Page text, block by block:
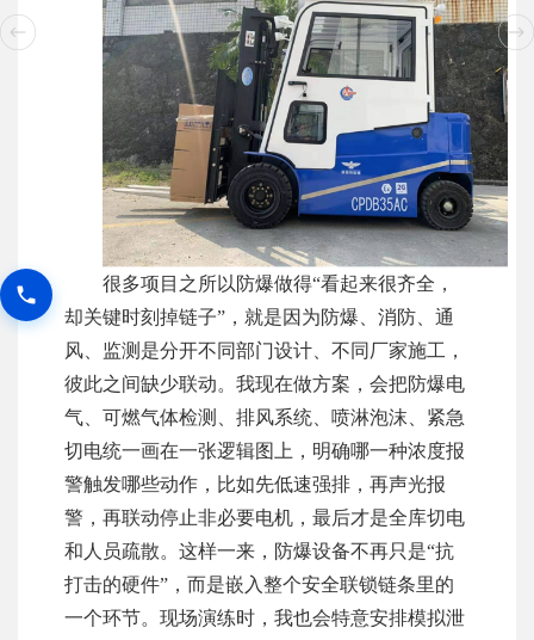
很多项目之所以防爆做得“看起来很齐全，
却关键时刻掉链子”，就是因为防爆、消防、通
风、监测是分开不同部门设计、不同厂家施工，
彼此之间缺少联动。我现在做方案，会把防爆电
气、可燃气体检测、排风系统、喷淋泡沫、紧急
切电统一画在一张逻辑图上，明确哪一种浓度报
警触发哪些动作，比如先低速强排，再声光报
警，再联动停止非必要电机，最后才是全库切电
和人员疏散。这样一来，防爆设备不再只是“抗
打击的硬件”，而是嵌入整个安全联锁链条里的
一个环节。现场演练时，我也会特意安排模拟泄